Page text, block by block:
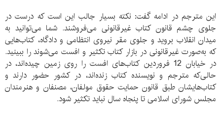
این مترجم در ادامه گفت: نکته بسیار جالب این است که درست در
جلوی چشم قانون کتاب غیرقانونی می‌فروشند. شما می‌توانید به
میدان انقلاب بروید و جلوی مقر نیروی انتظامی و دادگاه، کتاب‌هایی
که به‌صورت غیرقانونی در بازار کتاب تکثیر و افست می‌شوند را ببینید.
در خیابان 12 فروردین کتاب‌های افست را روی زمین چیده‌اند، در
حالی‌که مترجم و نویسنده کتاب زنده‌اند، در کشور حضور دارند و
کتاب‌هایشان طبق قانون حمایت حقوق مولفان، مصنفان و هنرمندان
مجلس شورای اسلامی تا پنجاه سال نباید تکثیر شود.